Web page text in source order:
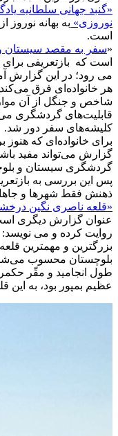
«گنبد جهانی سلطانیه
نوروزی» به بهانه نوروز
است.
«سفر به مقصد سیستان
است که بازتعریفی
می رود؛ در این گزارش
هر خانواده‌ای فرق می‌کند
شاخص و جنگل از آن
قابلیت‌های گردشگری
کلیشه‌های سفر دور شد.
برای خانواده‌ای که هنوز
گزارش می‌تواند مفید
گردشگری سیستان و
پس این بررسی به
ذهنش فقط شهرها و
«قلعه ناصری نگین
عنوان گزارش دیگری است
روایت کرده و می نویسد:
بزرگترین و مهمترین
بلوچستان محسوب
طول انجامید و مقّر
عظیم بمپور بود، به این